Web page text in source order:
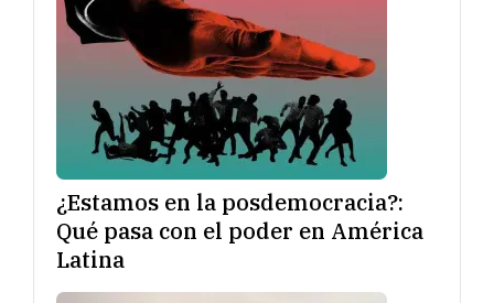
¿Estamos en la posdemocracia?:
Qué pasa con el poder en América
Latina